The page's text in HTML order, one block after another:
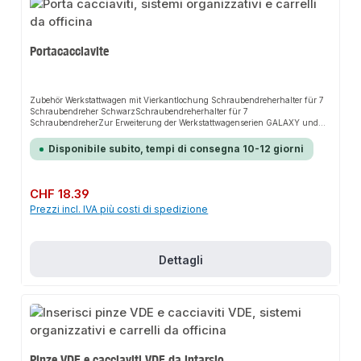
Portacacciavite
Zubehör Werkstattwagen mit Vierkantlochung Schraubendreherhalter für 7
Schraubendreher SchwarzSchraubendreherhalter für 7
SchraubendreherZur Erweiterung der Werkstattwagenserien GALAXY und
Disponibile subito, tempi di consegna 10-12 giorni
Prezzo normale:
CHF 18.39
Prezzi incl. IVA più costi di spedizione
Dettagli